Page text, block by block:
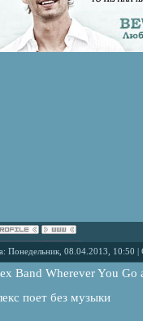
Понедельник, 08.04.2013, 10:50
Band Wherever You
поет без музыки